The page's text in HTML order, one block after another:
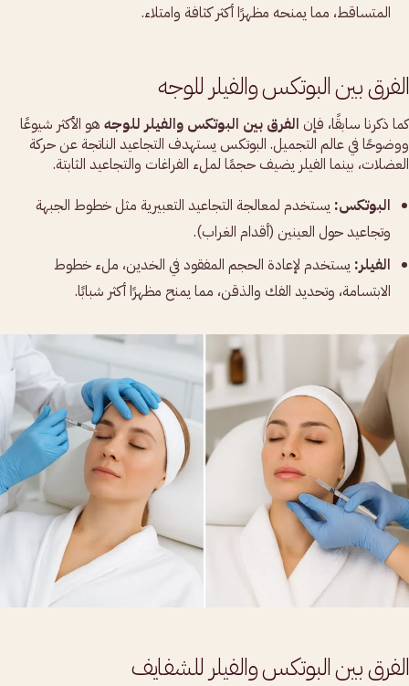
المتساقط، مما يمنحه مظهرًا أكثر كثافة وامتلاء.
الفرق بين البوتكس والفيلر للوجه
كما ذكرنا سابقًا، فإن الفرق بين البوتكس والفيلر للوجه هو الأكثر شيوعًا
ووضوحًا في عالم التجميل. البوتكس يستهدف التجاعيد الناتجة عن حركة
العضلات، بينما الفيلر يضيف حجمًا لملء الفراغات والتجاعيد الثابتة.
البوتكس: يستخدم لمعالجة التجاعيد التعبيرية مثل خطوط الجبهة
وتجاعيد حول العينين (أقدام الغراب).
الفيلر: يستخدم لإعادة الحجم المفقود في الخدين، ملء خطوط
الابتسامة، وتحديد الفك والذقن، مما يمنح مظهرًا أكثر شبابًا.
الفرق بين البوتكس والفيلر للشفايف